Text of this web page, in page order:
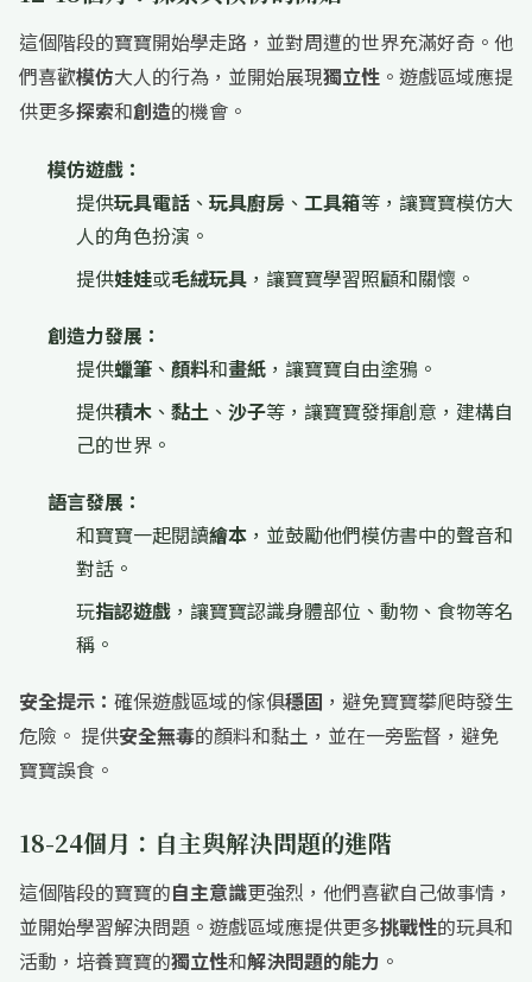
這個階段的寶寶開始學走路，並對周遭的世界充滿好奇。他
們喜歡模仿大人的行為，並開始展現獨立性 。遊戲區域應提
供更多探索和創造的機會。
模仿遊戲：
提供玩具電話 、 玩具廚房 、 工具箱等，讓寶寶模仿大
人的角色扮演。
提供娃娃或毛絨玩具 ，讓寶寶學習照顧和關懷。
創造力發展：
提供蠟筆 、 顏料和畫紙 ，讓寶寶自由塗鴉。
提供積木 、 黏土 、 沙子等，讓寶寶發揮創意，建構自
己的世界。
語言發展：
和寶寶一起閱讀繪本 ，並鼓勵他們模仿書中的聲音和
對話。
玩指認遊戲 ，讓寶寶認識身體部位、動物、食物等名
稱。
安全提示： 確保遊戲區域的傢俱穩固 ，避免寶寶攀爬時發生
危險。 提供安全無毒的顏料和黏土，並在一旁監督，避免
寶寶誤食。
18-24個月：自主與解決問題的進階
這個階段的寶寶的自主意識更強烈，他們喜歡自己做事情，
並開始學習解決問題。遊戲區域應提供更多挑戰性的玩具和
活動，培養寶寶的獨立性和解決問題的能力 。